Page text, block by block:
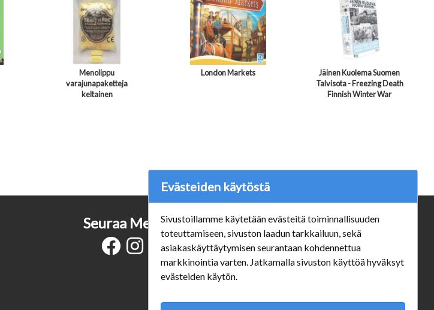
Menolippu
varajunapaketteja
keltainen
London Markets
Jäinen Kuolema Suomen
Talvisota - Freezing Death
Finnish Winter War
Verkkokauppa
#Yhteiskuntavastuu
#porvoonsithlord
Mannerheiminkatu 10 Aukioloajat:
Seuraa Meitä
Evästeiden käytöstä
Sivustoillamme käytetään evästeitä toiminnallisuuden
toteuttamiseen, sivuston laadun tarkkailuun, sekä
asiakaskäyttäytymisen seurantaan kohdennettua
markkinointia varten. Jatkamalla sivuston käyttöä hyväksyt
evästeiden käytön.